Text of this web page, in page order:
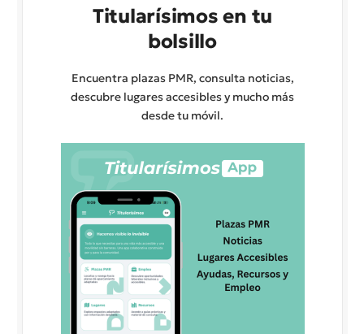
Titularísimos en tu
bolsillo
Encuentra plazas PMR, consulta noticias,
descubre lugares accesibles y mucho más
desde tu móvil.